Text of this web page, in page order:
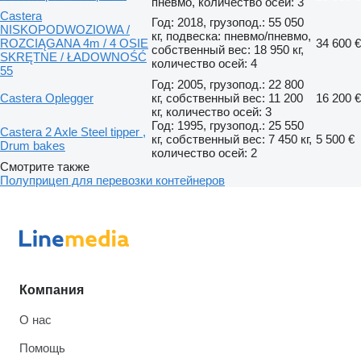
Castera
NISKOPODWOZIOWA /
ROZCIĄGANA 4m / 4 OSIE
SKRĘTNE / ŁADOWNOŚĆ
55
Год: 2018, грузопод.: 55 050
кг, подвеска: пневмо/пневмо,
собственный вес: 18 950 кг,
количество осей: 4
34 600 €
Castera Oplegger
Год: 2005, грузопод.: 22 800
кг, собственный вес: 11 200
кг, количество осей: 3
16 200 €
Castera 2 Axle Steel tipper ,
Drum bakes
Год: 1995, грузопод.: 25 550
кг, собственный вес: 7 450 кг,
количество осей: 2
5 500 €
Смотрите также
Полуприцеп для перевозки контейнеров
Компания
О нас
Помощь